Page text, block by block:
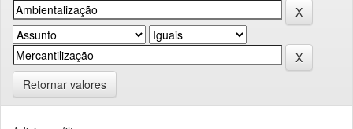
Retornar valores